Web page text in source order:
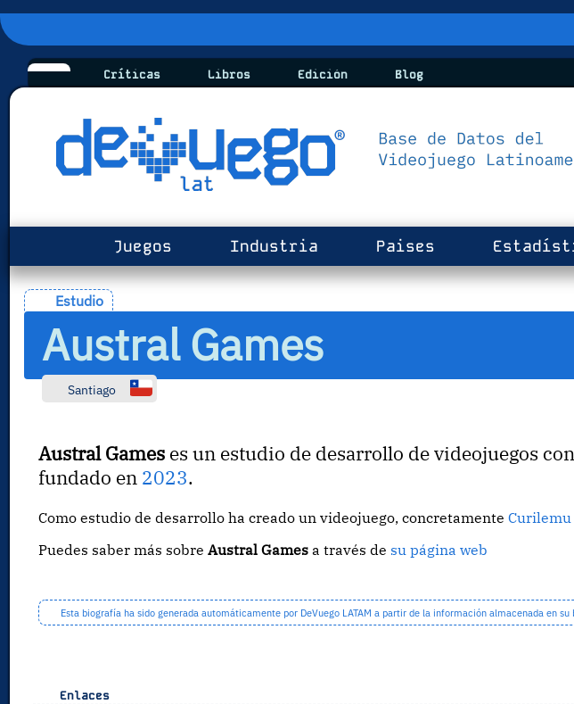
Críticas Libros Edición Blog
Juegos Industria Paises
Estudio
Austral Games
Santiago
Austral Games es un estudio de desarrollo de videojuegos
fundado en 2023.
Como estudio de desarrollo ha creado un videojuego, concretamenteCurilemu
Puedes saber más sobreAustral Games a través de su página web
Esta biografía ha sido generada automáticamente por DeVuego LATAM a partir de la información almacenada en
Enlaces